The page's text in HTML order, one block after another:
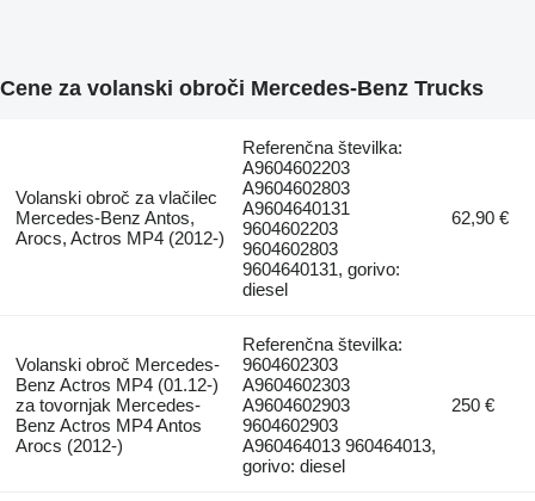
Cene za volanski obroči Mercedes-Benz Trucks
Volanski obroč za vlačilec
Mercedes-Benz Antos,
Arocs, Actros MP4 (2012-)
Referenčna številka:
A9604602203
A9604602803
A9604640131
9604602203
9604602803
9604640131, gorivo:
diesel
62,90 €
Volanski obroč Mercedes-
Benz Actros MP4 (01.12-)
za tovornjak Mercedes-
Benz Actros MP4 Antos
Arocs (2012-)
Referenčna številka:
9604602303
A9604602303
A9604602903
9604602903
A960464013 960464013,
gorivo: diesel
250 €